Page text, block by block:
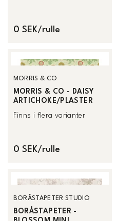
0 SEK/rulle
MORRIS & CO
MORRIS & CO - DAISY
ARTICHOKE/PLASTER
Finns i flera varianter
0 SEK/rulle
BORÅSTAPETER STUDIO
BORÅSTAPETER -